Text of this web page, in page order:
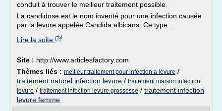
conduit à trouver le meilleur traitement possible.
La candidose est le nom inventé pour une infection causée
par la levure appelée Candida albicans. Ce type...
Lire la suite
Site : http://www.articlesfactory.com
Thèmes liés : meilleur traitement pour infection a levure /
traitement naturel infection levure / traitement maison infection
levure / traitement infection levure grossesse / traitement infection
levure femme